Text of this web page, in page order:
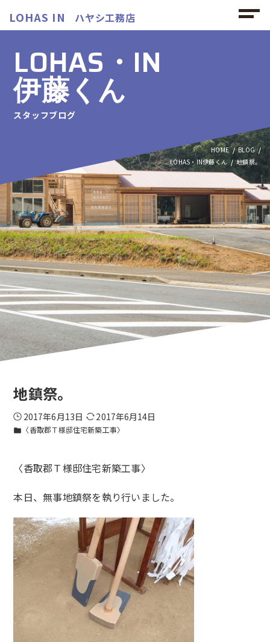
LOHAS IN ハヤシ工務店
LOHAS・IN
伊藤くん
スタッフブログ
HOME
BLOG
LOHAS・IN伊藤くん
地鎮祭。
地鎮祭。
2017年6月13日 2017年6月14日
folder 〈香取郡Ｔ様邸住宅新築工事〉
〈香取郡Ｔ様邸住宅新築工事〉
本日、無事地鎮祭を執り行いました。